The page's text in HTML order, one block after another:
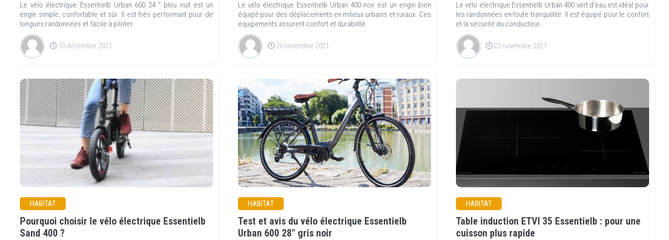
Le vélo électrique Essentielb Urban 600 24 " bleu nuit est un
engin simple, confortable et sûr. Il est très performant pour de
longues randonnées et facile à piloter.
10 décembre 2021
Le vélo électrique Essentielb Urban 400 noir est un engin bien
équipé pour des déplacements en milieux urbains et ruraux. Ces
équipements assurent confort et durabilité.
26 novembre 2021
Le vélo électrique Essentielb Urban 400 vert d'eau est idéal pour
les randonnées en toute tranquillité. Il est équipé pour le confort
et la sécurité du conducteur.
22 novembre 2021
HABITAT
Pourquoi choisir le vélo électrique Essentielb
Sand 400 ?
HABITAT
Test et avis du vélo électrique Essentielb
Urban 600 28" gris noir
HABITAT
Table induction ETVI 35 Essentielb : pour une
cuisson plus rapide